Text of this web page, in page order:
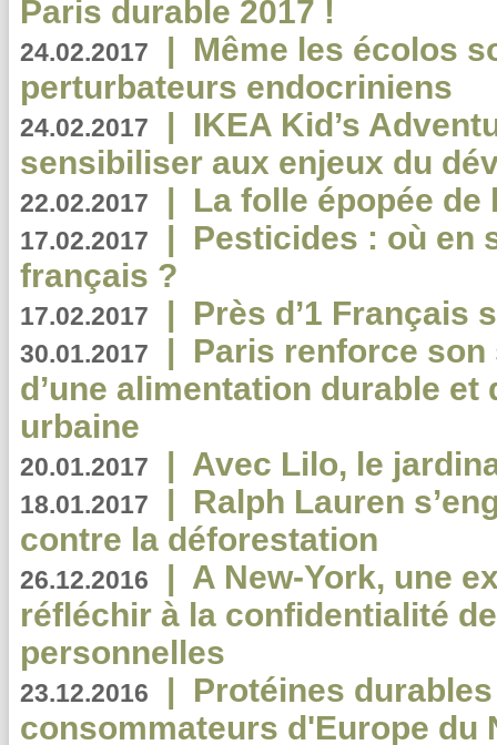
Paris durable 2017 !
24.02.2017 | Même les écolos
perturbateurs endocriniens
24.02.2017 | IKEA Kid’s
sensibiliser aux enjeux du
22.02.2017 | La folle épopée de
17.02.2017 | Pesticides : où en
français ?
17.02.2017 | Près d’1 Français
30.01.2017 | Paris renforce
d’une alimentation durable et
urbaine
20.01.2017 | Avec Lilo, le
18.01.2017 | Ralph Lauren
contre la déforestation
26.12.2016 | A New-York, une
réfléchir à la confidentialité
personnelles
23.12.2016 | Protéines
consommateurs d'Europe du